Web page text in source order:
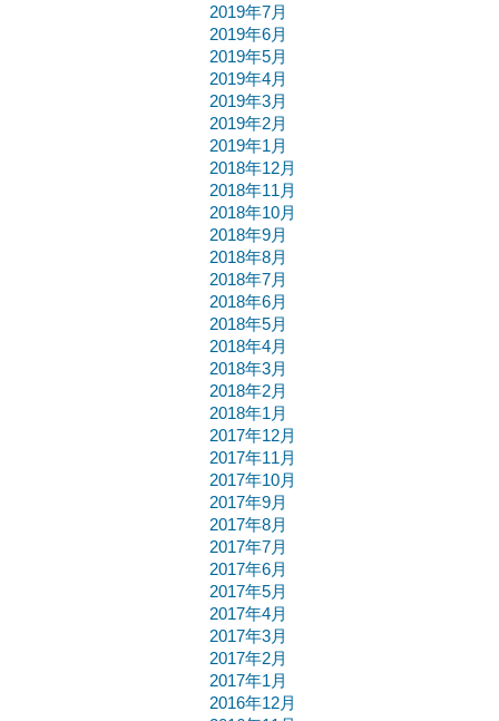
2019年7月
2019年6月
2019年5月
2019年4月
2019年3月
2019年2月
2019年1月
2018年12月
2018年11月
2018年10月
2018年9月
2018年8月
2018年7月
2018年6月
2018年5月
2018年4月
2018年3月
2018年2月
2018年1月
2017年12月
2017年11月
2017年10月
2017年9月
2017年8月
2017年7月
2017年6月
2017年5月
2017年4月
2017年3月
2017年2月
2017年1月
2016年12月